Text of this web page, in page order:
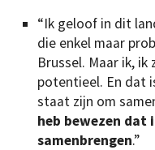
“Ik geloof in dit
die enkel maar
Brussel. Maar ik,
potentieel. En dat
staat zijn om
heb bewezen dat
samenbrengen.”